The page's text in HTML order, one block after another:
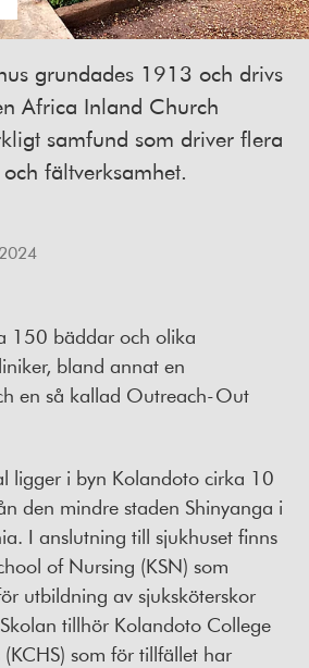
grundades 1913 och drivs
Africa Inland Church
samfund som driver flera
fältverksamhet.
150 bäddar och olika
bland annat en
en så kallad Outreach-Out
ligger i byn Kolandoto cirka 10
den mindre staden Shinyanga i
I anslutning till sjukhuset finns
of Nursing (KSN) som
utbildning av sjuksköterskor
tillhör Kolandoto College
som för tillfället har